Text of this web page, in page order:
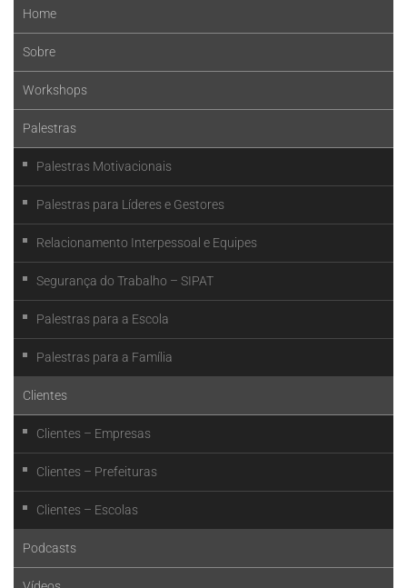
Home
Sobre
Workshops
Palestras
Palestras Motivacionais
Palestras para Líderes e Gestores
Relacionamento Interpessoal e Equipes
Segurança do Trabalho – SIPAT
Palestras para a Escola
Palestras para a Família
Clientes
Clientes – Empresas
Clientes – Prefeituras
Clientes – Escolas
Podcasts